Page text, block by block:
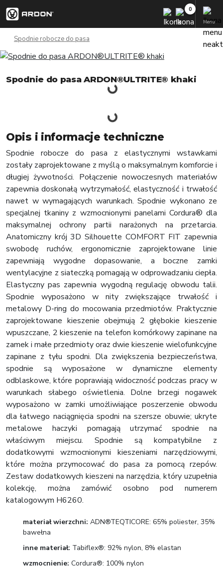
Menu
Spodnie robocze do pasa
Spodnie do pasa ARDON®ULTRITE® khaki
Opis i informacje techniczne
Spodnie robocze do pasa z elastycznymi wstawkami
zostały zaprojektowane z myślą o maksymalnym komforcie i
długiej żywotności. Połączenie nowoczesnych materiałów
zapewnia doskonałą wytrzymałość, elastyczność i trwałość
nawet w wymagających warunkach. Spodnie wykonano ze
specjalnej tkaniny z wzmocnionymi panelami Cordura® dla
maksymalnej ochrony partii narażonych na przetarcia.
Anatomiczny krój 3D Silhouette COMFORT FIT zapewnia
swobodę ruchów, ergonomicznie zaprojektowane linie
zapewniają wygodne dopasowanie, a boczne zamki
wentylacyjne z siateczką pomagają w odprowadzaniu ciepła.
Elastyczny pas zapewnia wygodną regulację obwodu talii.
Spodnie wyposażono w nity zwiększające trwałość i
metalowy D-ring do mocowania przedmiotów. Praktycznie
zaprojektowane kieszenie obejmują 2 głębokie kieszenie
wpuszczane, 2 kieszenie na telefon komórkowy zapinane na
zamek i małe przedmioty oraz dwie kieszenie wielofunkcyjne
zapinane z tyłu spodni. Dla zwiększenia bezpieczeństwa,
spodnie są wyposażone w dynamiczne elementy
odblaskowe, które poprawiają widoczność podczas pracy w
warunkach słabego oświetlenia. Dolne brzegi nogawek
wyposażono w zamki umożliwiające poszerzenie obwodu
dla łatwego naciągnięcia spodni na szersze obuwie; ukryte
metalowe haczyki pomagają utrzymać spodnie na
właściwym miejscu. Spodnie są kompatybilne z
dodatkowymi wzmocnionymi kieszeniami narzędziowymi,
które można przymocować do pasa za pomocą rzepów.
Zestaw dodatkowych kieszeni na narzędzia, który uzupełnia
kolekcję, można zamówić osobno pod numerem
katalogowym H6260.
materiał wierzchni: ADN®TEQTICORE: 65% poliester, 35%
bawełna
inne materiał: Tabiflex®: 92% nylon, 8% elastan
wzmocnienie: Cordura®: 100% nylon